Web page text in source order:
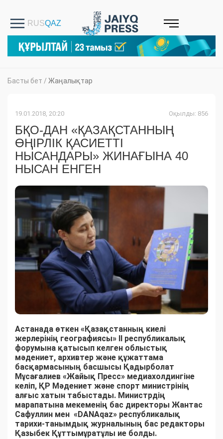
Басты бет / Жаңалықтар
19.01.2018, 20:20 Оқылды: 856
БҚО-ДАН «ҚАЗАҚСТАННЫҢ
ӨҢІРЛІК ҚАСИЕТТІ
НЫСАНДАРЫ» ЖИНАҒЫНА 40
НЫСАН ЕНГЕН
Астанада өткен «Қазақстанның киелі
жерлерінің географиясы» II республикалық
форумына қатысып келген облыстық
мәдениет, архивтер және құжаттама
басқармасының басшысы Қадырболат
Мұсағалиев «Жайық Пресс» медиахолдингіне
келіп, ҚР Мәдениет және спорт министрінің
алғыс хатын табыстады. Министрдің
марапатына мекеменің бас директоры Жантас
Сафуллин мен «DANAqaz» республикалық
тарихи-танымдық журналының бас редакторы
Қазыбек Құттымұратұлы ие болды.